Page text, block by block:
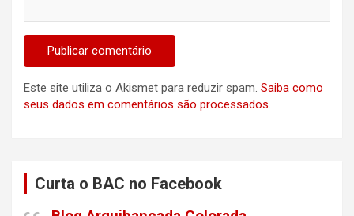
Este site utiliza o Akismet para reduzir spam. Saiba como
seus dados em comentários são processados.
Curta o BAC no Facebook